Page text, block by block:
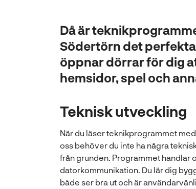
Då är
Södertörn det
öppnar dörrar för dig
hemsidor, spel och
Teknisk utveckling
När du läser teknikprogrammet
oss behöver du inte ha några
från grunden. Programmet handlar
datorkommunikation. Du lär dig
både ser bra ut och är